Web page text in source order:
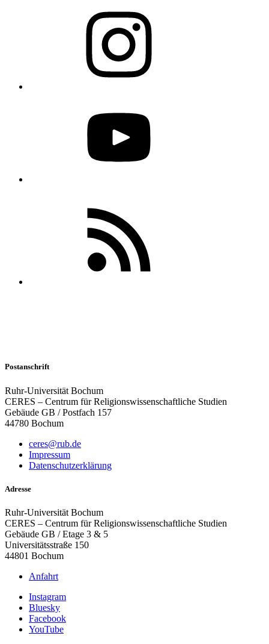
Postanschrift
Ruhr-Universität Bochum
CERES – Centrum für Religionswissenschaftliche Studien
Gebäude GB / Postfach 157
44780 Bochum
ceres@rub.de
Impressum
Datenschutzerklärung
Adresse
Ruhr-Universität Bochum
CERES – Centrum für Religionswissenschaftliche Studien
Gebäude GB / Etage 3 & 5
Universitätsstraße 150
44801 Bochum
Anfahrt
Instagram
Bluesky
Facebook
YouTube